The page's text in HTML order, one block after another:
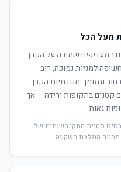
מעל הכל
המעדיפים שמירה על הקרן
למניות נמוכה, רוב
ומזומן. תנודתיות הקרן
קטנים בתקופות ירידה — אך
גאות.
סטיית התקן השנתית של
מהווה המלצת השקעה.